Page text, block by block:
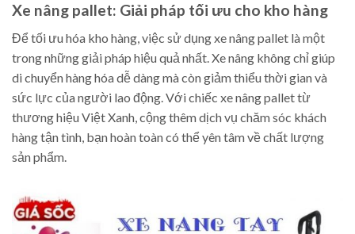
Xe nâng pallet: Giải pháp tối ưu cho kho hàng
Để tối ưu hóa kho hàng, việc sử dụng xe nâng pallet là một
trong những giải pháp hiệu quả nhất. Xe nâng không chỉ giúp
di chuyển hàng hóa dễ dàng mà còn giảm thiểu thời gian và
sức lực của người lao động. Với chiếc xe nâng pallet từ
thương hiệu Việt Xanh, cộng thêm dịch vụ chăm sóc khách
hàng tận tình, bạn hoàn toàn có thể yên tâm về chất lượng
sản phẩm.